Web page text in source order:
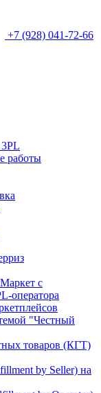
+7 (928) 041-72-66
работы
с
оператора
"Честный
товаров (КГТ)
by Seller) на